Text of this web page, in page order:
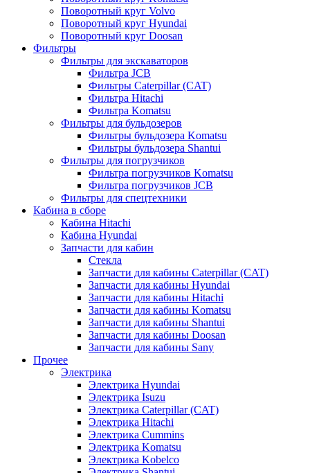
Поворотный круг Volvo
Поворотный круг Hyundai
Поворотный круг Doosan
Фильтры
Фильтры для экскаваторов
Фильтра JCB
Фильтры Caterpillar (CAT)
Фильтра Hitachi
Фильтра Komatsu
Фильтры для бульдозеров
Фильтры бульдозера Komatsu
Фильтры бульдозера Shantui
Фильтры для погрузчиков
Фильтра погрузчиков Komatsu
Фильтра погрузчиков JCB
Фильтры для спецтехники
Кабина в сборе
Кабина Hitachi
Кабина Hyundai
Запчасти для кабин
Стекла
Запчасти для кабины Caterpillar (CAT)
Запчасти для кабины Hyundai
Запчасти для кабины Hitachi
Запчасти для кабины Komatsu
Запчасти для кабины Shantui
Запчасти для кабины Doosan
Запчасти для кабины Sany
Прочее
Электрика
Электрика Hyundai
Электрика Isuzu
Электрика Caterpillar (CAT)
Электрика Hitachi
Электрика Cummins
Электрика Komatsu
Электрика Kobelco